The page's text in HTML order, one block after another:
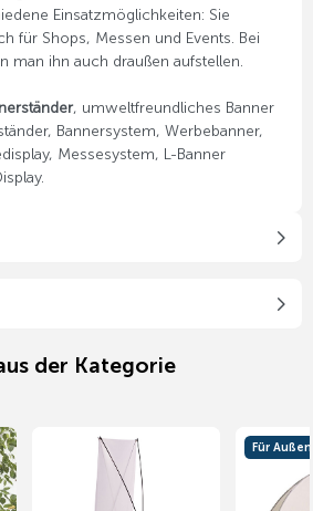
Einsatzmöglichkeiten: Sie
für Shops, Messen und Events. Bei
man ihn auch draußen aufstellen.
, umweltfreundliches Banner
Bannersystem, Werbebanner,
Messesystem, L-Banner
der Kategorie
Für Außen